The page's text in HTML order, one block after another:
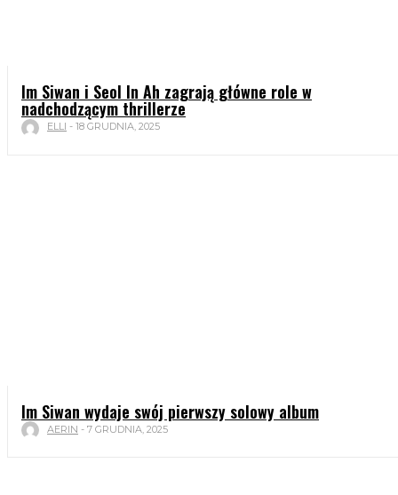
Im Siwan i Seol In Ah zagrają główne role w
nadchodzącym thrillerze
ELLI - 18 GRUDNIA, 2025
Im Siwan wydaje swój pierwszy solowy album
AERIN - 7 GRUDNIA, 2025